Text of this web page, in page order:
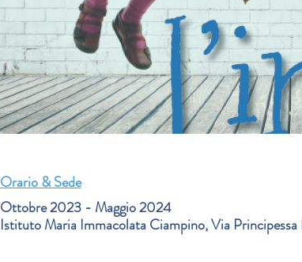
Orario & Sede
Ottobre 2023 - Maggio 2024
Istituto Maria Immacolata Ciampino, Via